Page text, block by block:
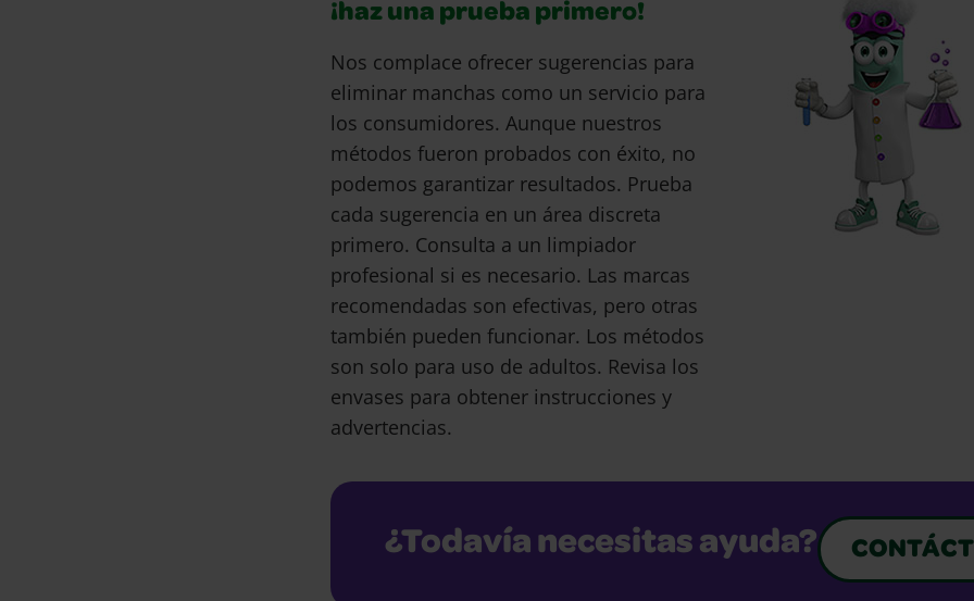
¡haz una prueba primero!
Nos complace ofrecer sugerencias para
eliminar manchas como un servicio para
los consumidores. Aunque nuestros
métodos fueron probados con éxito, no
podemos garantizar resultados. Prueba
cada sugerencia en un área discreta
primero. Consulta a un limpiador
profesional si es necesario. Las marcas
recomendadas son efectivas, pero otras
también pueden funcionar. Los métodos
son solo para uso de adultos. Revisa los
envases para obtener instrucciones y
advertencias.
¿Todavía necesitas ayuda?